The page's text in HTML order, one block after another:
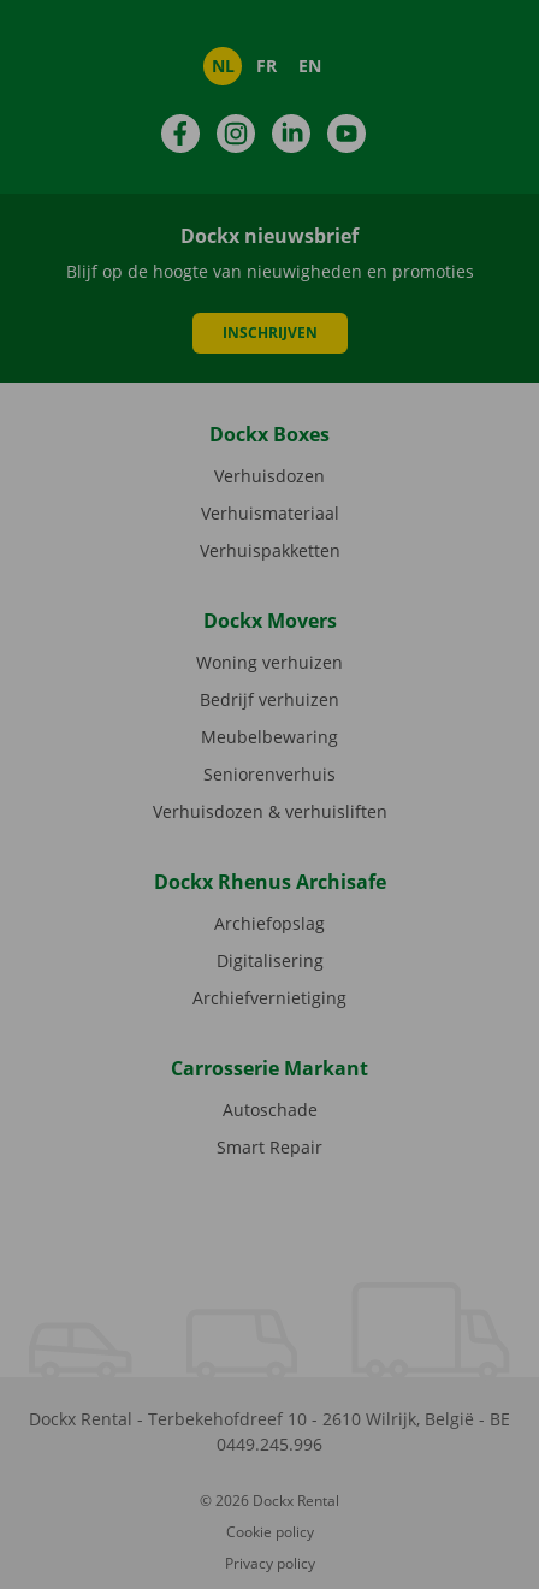
NL FR EN
FacebookInstagramLinkedIn
Dockx nieuwsbrief
Blijf op de hoogte van nieuwigheden en promoties
INSCHRIJVEN
Dockx Boxes
Verhuisdozen
Verhuismateriaal
Verhuispakketten
Dockx Movers
Woning verhuizen
Bedrijf verhuizen
Meubelbewaring
Seniorenverhuis
Verhuisdozen & verhuisliften
Dockx Rhenus Archisafe
Archiefopslag
Digitalisering
Archiefvernietiging
Carrosserie Markant
Autoschade
Smart Repair
Dockx Rental - Terbekehofdreef 10 - 2610 Wilrijk, België - BE
0449.245.996
© 2026 Dockx Rental
Cookie policy
Privacy policy